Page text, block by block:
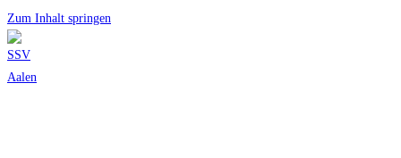
Zum Inhalt springen